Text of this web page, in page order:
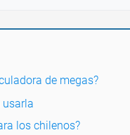
de megas?
usarla
los chilenos?